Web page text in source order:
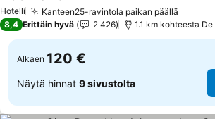
Hotelli Kanteen25-ravintola paikan päällä
8,4 Erittäin hyvä 2 426 1.1 km kohteesta De
Alkaen 120 €
Näytä hinnat 9 sivustolta